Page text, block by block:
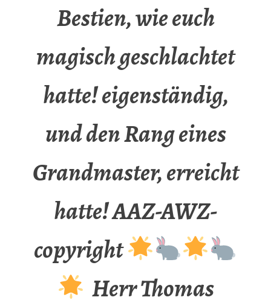
Bestien, wie euch
magisch geschlachtet
hatte! eigenständig,
und den Rang eines
Grandmaster, erreicht
hatte! AAZ-AWZ-
copyright
Herr Thomas